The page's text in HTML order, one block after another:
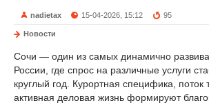
nadietax 15-04-2026, 15:12 95
Новости
Сочи — один из самых динамично
России, где спрос на различные услуги
круглый год. Курортная специфика, поток
активная деловая жизнь формируют